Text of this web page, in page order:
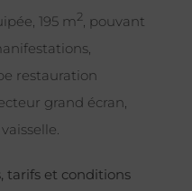
195 m2 , pouvant
restauration
grand écran,
tarifs et conditions